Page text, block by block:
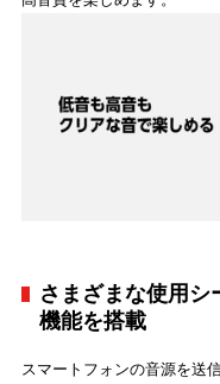
さまざまな使用
機能を搭載
スマートフォンの音源を送